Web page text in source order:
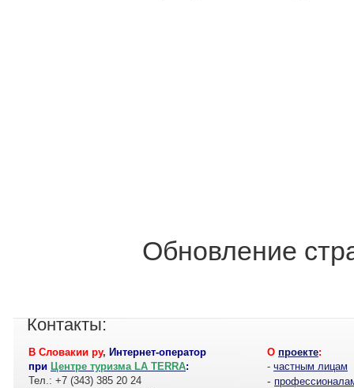
Обновление
Контакты:
В Словакии ру, Интернет-оператор
при Центре туризма LA TERRA:
Тел.: +7 (343) 385 20 24
О проекте:
- частным лицам
-